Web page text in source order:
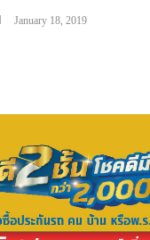
January 18, 2019